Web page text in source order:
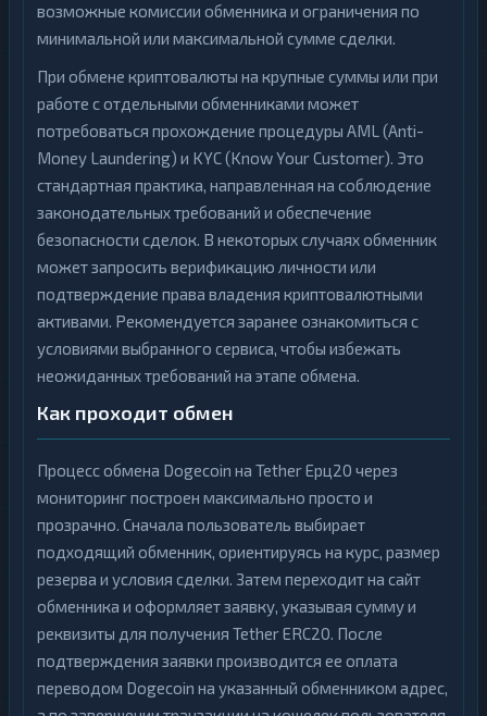
возможные комиссии обменника и ограничения по
минимальной или максимальной сумме сделки.
При обмене криптовалюты на крупные суммы или при
работе с отдельными обменниками может
потребоваться прохождение процедуры AML (Anti-
Money Laundering) и KYC (Know Your Customer). Это
стандартная практика, направленная на соблюдение
законодательных требований и обеспечение
безопасности сделок. В некоторых случаях обменник
может запросить верификацию личности или
подтверждение права владения криптовалютными
активами. Рекомендуется заранее ознакомиться с
условиями выбранного сервиса, чтобы избежать
неожиданных требований на этапе обмена.
Как проходит обмен
Процесс обмена Dogecoin на Tether Ерц20 через
мониторинг построен максимально просто и
прозрачно. Сначала пользователь выбирает
подходящий обменник, ориентируясь на курс, размер
резерва и условия сделки. Затем переходит на сайт
обменника и оформляет заявку, указывая сумму и
реквизиты для получения Tether ERC20. После
подтверждения заявки производится ее оплата
переводом Dogecoin на указанный обменником адрес,